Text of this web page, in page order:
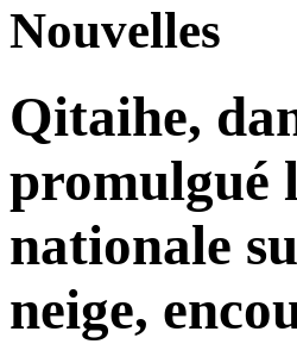
Nouvelles
Qitaihe,
promulgué
nationale
neige,